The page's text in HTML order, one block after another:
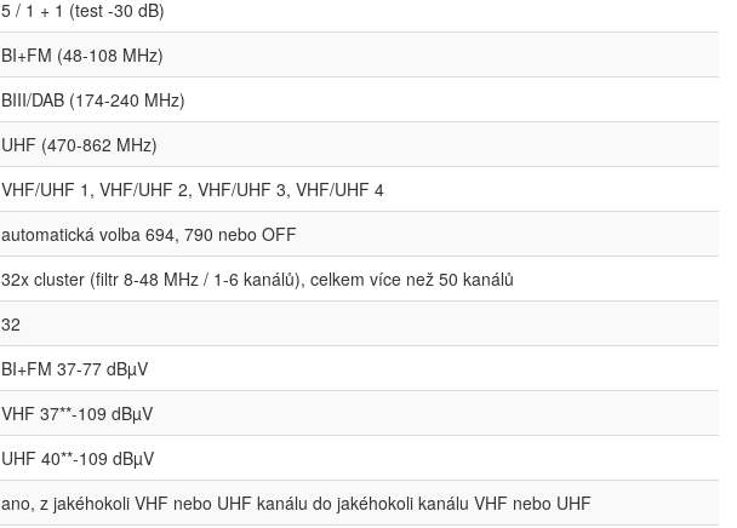
5 / 1 + 1 (test -30 dB)
BI+FM (48-108 MHz)
BIII/DAB (174-240 MHz)
UHF (470-862 MHz)
VHF/UHF 1, VHF/UHF 2, VHF/UHF 3, VHF/UHF 4
automatická volba 694, 790 nebo OFF
32x cluster (filtr 8-48 MHz / 1-6 kanálů), celkem více než 50 kanálů
32
BI+FM 37-77 dBµV
VHF 37**-109 dBµV
UHF 40**-109 dBµV
ano, z jakéhokoli VHF nebo UHF kanálu do jakéhokoli kanálu VHF nebo UHF